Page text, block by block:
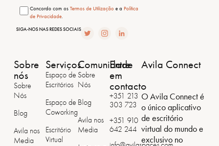
Consentimento
Concordo com os Termos de Utilização e a Política
de Privacidade.
SIGA-NOS NAS REDES SOCIAIS
Sobre
nós
Sobre
Nós
Blog
Avila nos
Media
Serviços
Espaço de
Escritórios
Espaço de
Coworking
Escritório
Virtual
Comunidade
Sobre
Nós
Blog
Avila nos
Media
Entre
em
contacto
+351 213
303 723
+351 ‭910
642 244
Avila Connect
O Avila Connect é
o único aplicativo
de escritório
virtual do mundo e
exclusivo no